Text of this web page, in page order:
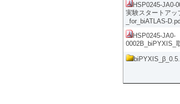
HSP0245-JA0-
実験スタートアッ
_for_biATLAS-
HSP0245-JA0-
0002B_biPYXIS_